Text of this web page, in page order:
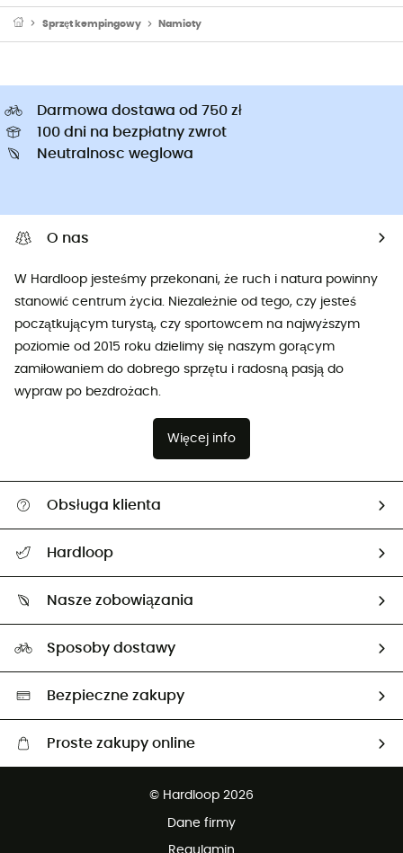
Sprzęt kempingowy Namioty
Darmowa dostawa od 750 zł
100 dni na bezpłatny zwrot
Neutralnosc weglowa
O nas
W Hardloop jesteśmy przekonani, że ruch i natura powinny
stanowić centrum życia. Niezależnie od tego, czy jesteś
początkującym turystą, czy sportowcem na najwyższym
poziomie od 2015 roku dzielimy się naszym gorącym
zamiłowaniem do dobrego sprzętu i radosną pasją do
wypraw po bezdrożach.
Więcej info
Obsługa klienta
Zwrot artykułów i zwrot środków
Hardloop
Ambasadorzy
Nasze zobowiązania
Wybrane produkty eko
Sposoby dostawy
Bezpieczne zakupy
Proste zakupy online
© Hardloop 2026
Dane firmy